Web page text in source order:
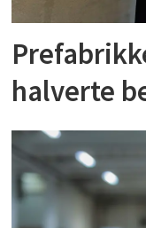
halverte